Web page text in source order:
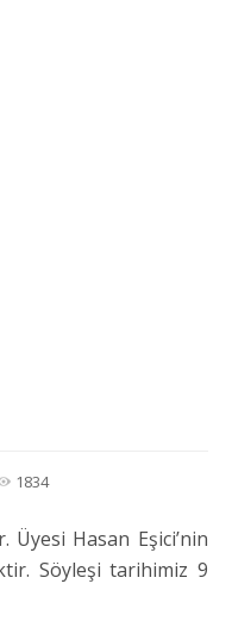
1834
Üyesi Hasan Eşici’nin
Söyleşi tarihimiz 9